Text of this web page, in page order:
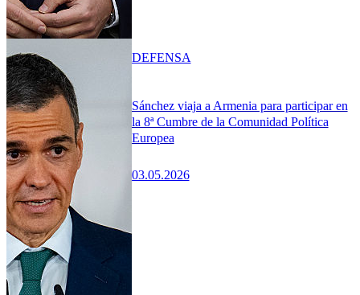
Sánchez viaja a Armenia para participar en
la 8ª Cumbre de la Comunidad Política
Europea
03.05.2026
DEFENSA